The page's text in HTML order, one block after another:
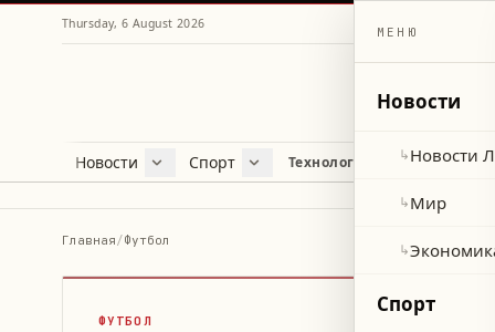
Thursday, 6 August 2026
Новости
Новости ЛиванаСпорт
Футбол
Технологии и наука
Главная/Футбол
ФУТБОЛ
МЕНЮ
Новости
↳Новости
↳Мир
↳
Спорт